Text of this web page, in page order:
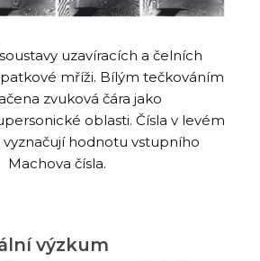
uzavíracích a čelních
mříži. Bílým tečkováním
zvuková čára jako
oblasti. Čísla v levém
hodnotu vstupního
Machova čísla.
výzkum